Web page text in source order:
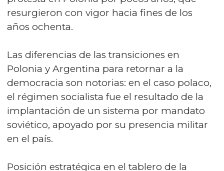
resurgieron con vigor hacia fines de los
años ochenta.
Las diferencias de las transiciones en
Polonia y Argentina para retornar a la
democracia son notorias: en el caso polaco,
el régimen socialista fue el resultado de la
implantación de un sistema por mandato
soviético, apoyado por su presencia militar
en el país.
Posición estratégica en el tablero de la